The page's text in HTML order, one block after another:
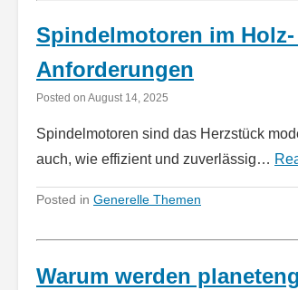
Spindelmotoren im
Anforderungen
Posted on August 14, 2025
Spindelmotoren sind das Herzstück
auch, wie effizient und zuverlässig…
Posted in Generelle Themen
Warum werden